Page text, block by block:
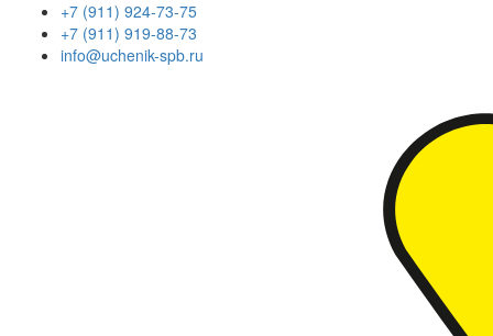
+7 (911) 924-73-75
+7 (911) 919-88-73
info@uchenik-spb.ru